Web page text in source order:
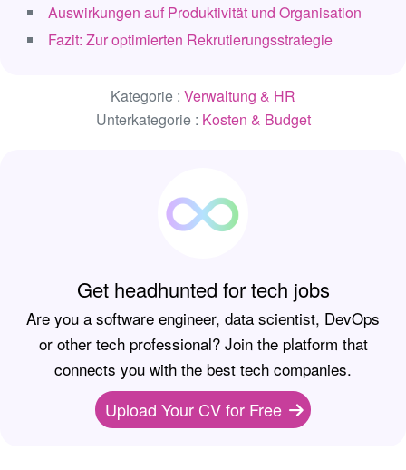
Auswirkungen auf Produktivität und Organisation
Fazit: Zur optimierten Rekrutierungsstrategie
Kategorie : Verwaltung & HR
Unterkategorie : Kosten & Budget
Get headhunted for tech jobs
Are you a software engineer, data scientist, DevOps
or other tech professional? Join the platform that
connects you with the best tech companies.
Upload Your CV for Free